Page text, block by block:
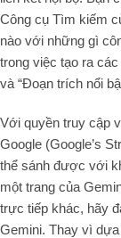
Công cụ Tìm kiếm
nào với những gì
trong việc tạo ra
và “Đoạn trích nổi
Với quyền truy cập
Google (Google’s
thể sánh được với
một trang của
trực tiếp khác, hãy
Gemini. Thay vì